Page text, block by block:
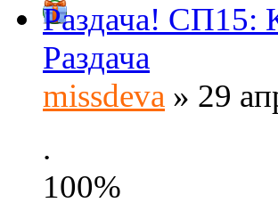
Раздача! СП15:
Раздача
missdeva » 29
.
100%